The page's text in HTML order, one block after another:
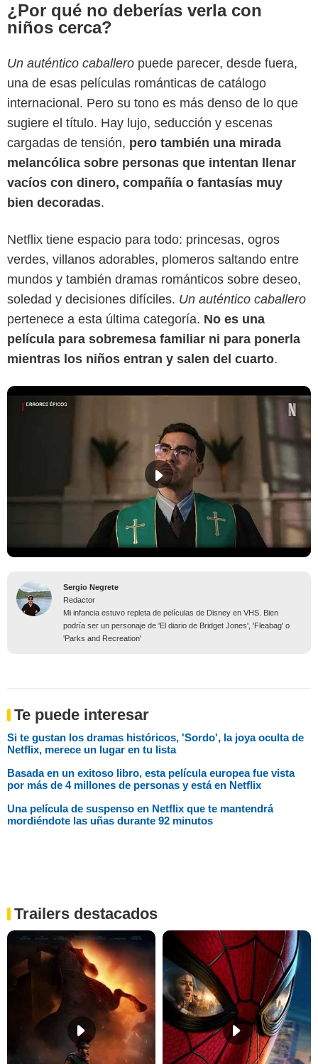
¿Por qué no deberías verla con
niños cerca?
Un auténtico caballero puede parecer, desde fuera,
una de esas películas románticas de catálogo
internacional. Pero su tono es más denso de lo que
sugiere el título. Hay lujo, seducción y escenas
cargadas de tensión, pero también una mirada
melancólica sobre personas que intentan llenar
vacíos con dinero, compañía o fantasías muy
bien decoradas.
Netflix tiene espacio para todo: princesas, ogros
verdes, villanos adorables, plomeros saltando entre
mundos y también dramas románticos sobre deseo,
soledad y decisiones difíciles. Un auténtico caballero
pertenece a esta última categoría. No es una
película para sobremesa familiar ni para ponerla
mientras los niños entran y salen del cuarto.
Sergio Negrete
Redactor
Mi infancia estuvo repleta de películas de Disney en VHS. Bien
podría ser un personaje de 'El diario de Bridget Jones', 'Fleabag' o
'Parks and Recreation'
Te puede interesar
Si te gustan los dramas históricos, 'Sordo', la joya oculta de
Netflix, merece un lugar en tu lista
Basada en un exitoso libro, esta película europea fue vista
por más de 4 millones de personas y está en Netflix
Una película de suspenso en Netflix que te mantendrá
mordiéndote las uñas durante 92 minutos
Trailers destacados